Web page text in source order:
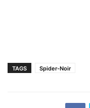
TAGS Spider-Noir